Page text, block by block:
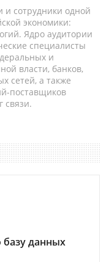
и сотрудники одной
экономики:
Ядро аудитории
специалисты
и
власти, банков,
сетей, а также
поставщиков
связи.
данных